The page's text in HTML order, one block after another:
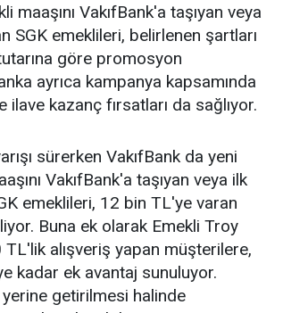
VakıfBank'a taşıyan veya
SGK emeklileri, belirlenen şartları
göre promosyon
ayrıca kampanya kapsamında
kazanç fırsatları da sağlıyor.
sürerken VakıfBank da yeni
VakıfBank'a taşıyan veya ilk
emeklileri, 12 bin TL'ye varan
Buna ek olarak Emekli Troy
alışveriş yapan müşterilere,
kadar ek avantaj sunuluyor.
yerine getirilmesi halinde